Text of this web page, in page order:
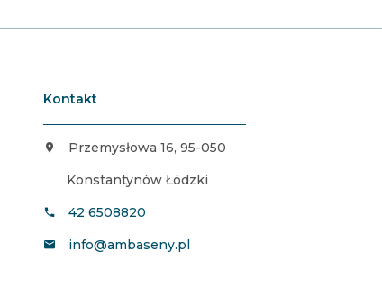
Kontakt
Przemysłowa 16, 95-050
Konstantynów Łódzki
42 6508820
info@ambaseny.pl